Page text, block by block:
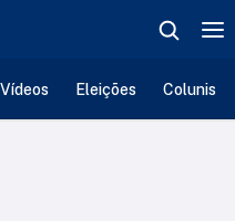
Vídeos Eleições